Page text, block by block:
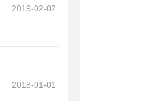
2019-02-02
2018-01-01